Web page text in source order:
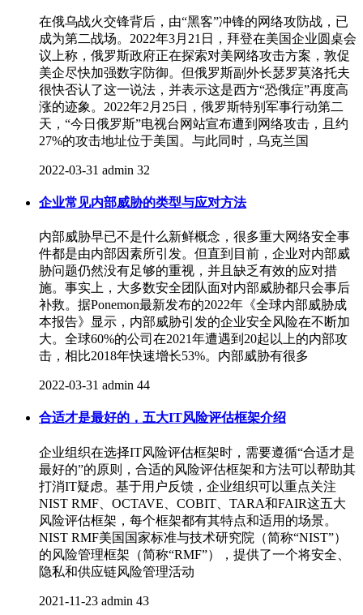
在俄乌战火交锋背后，由“黑客”冲锋的网络攻防战，已
成为第二战场。2022年3月21日，拜登在美国企业圆桌会
议上称，俄罗斯政府正在探索对美网络攻击方案，敦促
美企尽快加强数字防御。但俄罗斯副外长瑟罗莫洛托夫
很快否认了这一说法，并表示这是西方“恐俄症”再度高
涨的迹象。2022年2月25日，俄罗斯特别军事行动第二
天，“今日俄罗斯”电视台网站宣布遭到网络攻击，且约
27%的攻击地址位于美国。与此同时，乌克兰国
2022-03-31 admin 32
企业常见内部威胁的类型与应对方法
内部威胁早已不是什么新鲜概念，很多重大网络安全事
件都是由内部因素所引发。但直到目前，企业对内部威
胁问题仍然没有足够的重视，并且缺乏有效的应对措
施。事实上，大多数安全团队面对内部威胁都只会事后
补救。据Ponemon最新发布的2022年《全球内部威胁成
本报告》显示，内部威胁引发的企业安全风险在不断加
大。全球60%的公司在2021年遭遇到20起以上的内部攻
击，相比2018年快速增长53%。内部威胁有很多
2022-03-31 admin 44
合适才是最好的，五大IT风险评估框架介绍
企业组织在选择IT风险评估框架时，需要遵循“合适才是
最好的”的原则，合适的风险评估框架和方法可以帮助其
打消IT疑虑。基于用户反馈，企业组织可以重点关注
NIST RMF、OCTAVE、COBIT、TARA和FAIR这五大
风险评估框架，每个框架都有其特点和适用的场景。
NIST RMF美国国家标准与技术研究院（简称“NIST”）
的风险管理框架（简称“RMF”），提供了一个将安全、
隐私和供应链风险管理活动
2021-11-23 admin 43